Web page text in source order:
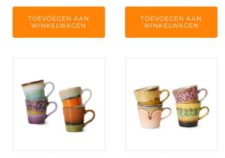
TOEVOEGEN AAN
WINKELWAGEN
TOEVOEGEN AAN
WINKELWAGEN